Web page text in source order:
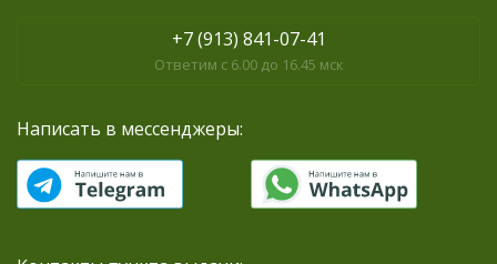
+7 (913) 841-07-41
Ответим с 6.00 до 16.45 мск
Написать в мессенджеры: